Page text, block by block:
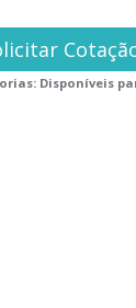
Disponíveis